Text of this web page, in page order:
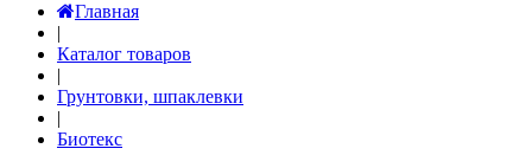
Главная
|
Каталог товаров
|
Грунтовки, шпаклевки
|
Биотекс